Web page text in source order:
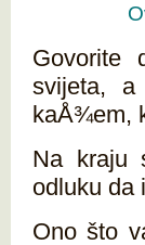
Govorite
svijeta,
kaÅ¾em,
Na kraju
odluku da
Ono što